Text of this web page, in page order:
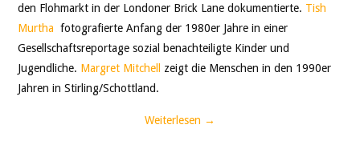
den Flohmarkt in der Londoner Brick Lane dokumentierte. Tish
Murtha fotografierte Anfang der 1980er Jahre in einer
Gesellschaftsreportage sozial benachteiligte Kinder und
Jugendliche. Margret Mitchell
zeigt die Menschen in den 1990er
Jahren in Stirling/Schottland.
Weiterlesen →